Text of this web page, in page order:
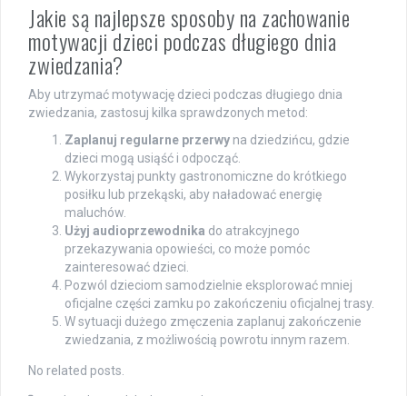
Jakie są najlepsze sposoby na zachowanie
motywacji dzieci podczas długiego dnia
zwiedzania?
Aby utrzymać motywację dzieci podczas długiego dnia
zwiedzania, zastosuj kilka sprawdzonych metod:
Zaplanuj regularne przerwy na dziedzińcu, gdzie
dzieci mogą usiąść i odpocząć.
Wykorzystaj punkty gastronomiczne do krótkiego
posiłku lub przekąski, aby naładować energię
maluchów.
Użyj audioprzewodnika do atrakcyjnego
przekazywania opowieści, co może pomóc
zainteresować dzieci.
Pozwól dzieciom samodzielnie eksplorować mniej
oficjalne części zamku po zakończeniu oficjalnej trasy.
W sytuacji dużego zmęczenia zaplanuj zakończenie
zwiedzania, z możliwością powrotu innym razem.
No related posts.